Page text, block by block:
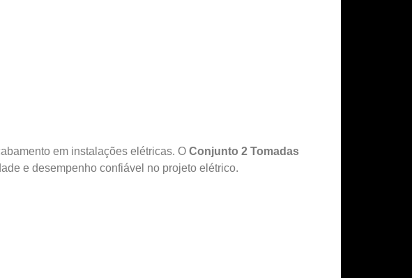
em instalações elétricas. O Conjunto 2 Tomadas
e desempenho confiável no projeto elétrico.